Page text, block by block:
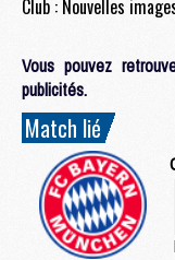
Vous pouvez
publicités.
Match lié